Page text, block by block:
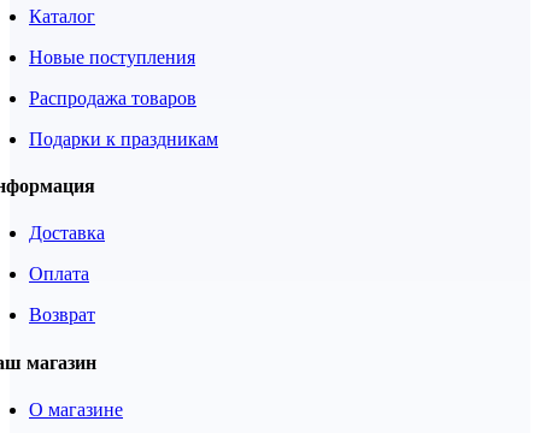
Каталог
Новые поступления
Распродажа товаров
Подарки к праздникам
Доставка
Оплата
Возврат
магазин
О магазине